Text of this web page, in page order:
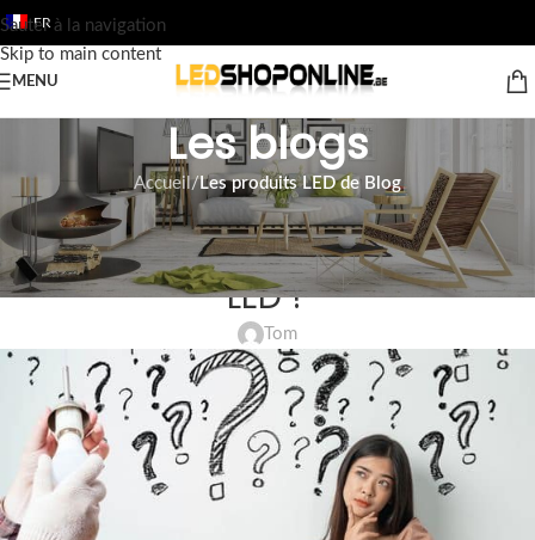
Sauter à la navigation
Skip to main content
FR
MENU
Les blogs
Accueil/Les produits LED de Blog
LES PRODUITS LED DE BLOG
Pourquoi acheter des lampes
LED ?
Tom